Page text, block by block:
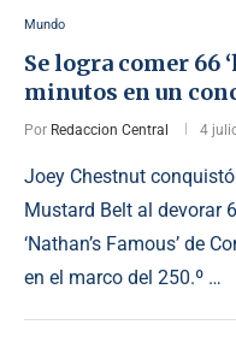
Mundo
Se logra comer 66
minutos en un
Por Redaccion Central 4
Joey Chestnut
Mustard Belt al devorar
‘Nathan’s Famous’ de
en el marco del 250.º …